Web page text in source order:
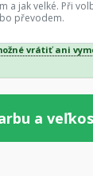
vrátiť ani
a